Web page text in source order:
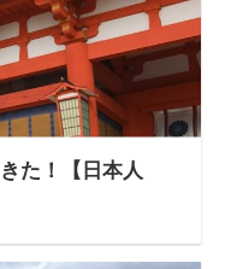
た！【日本人